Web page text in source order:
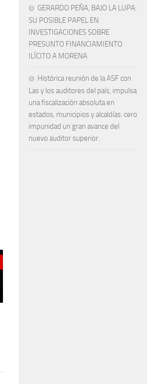
GERARDO PEÑA, BAJO LA LUPA:
SU POSIBLE PAPEL EN
INVESTIGACIONES SOBRE
PRESUNTO FINANCIAMIENTO
ILÍCITO A MORENA
Histórica reunión de la ASF con
Las y los auditores del país, impulsa
una fiscalización absoluta en
estados, municipios y alcaldías: cero
impunidad un gran avance del
nuevo auditor superior.